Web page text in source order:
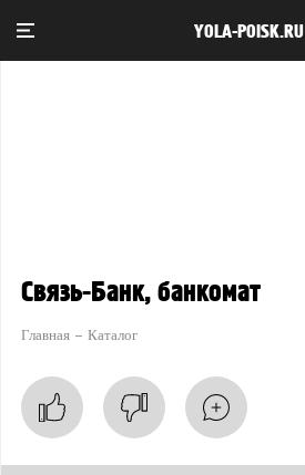
YOLA-POISK.RU
Связь-Банк, банкомат
Главная Каталог